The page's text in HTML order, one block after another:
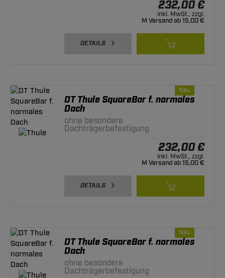
232,00 €
inkl. MwSt., zzgl.
M Versand ab 15,00 €
DETAILS
Neu
DT Thule SquareBar f. normales
Dach
ohne besondere
Dachträgerbefestigung
232,00 €
inkl. MwSt., zzgl.
M Versand ab 15,00 €
DETAILS
Neu
DT Thule SquareBar f. normales
Dach
ohne besondere
Dachträgerbefestigung